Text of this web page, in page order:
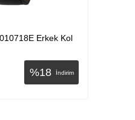
Erkek Kol
%18 İndirim